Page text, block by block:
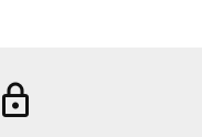
lock